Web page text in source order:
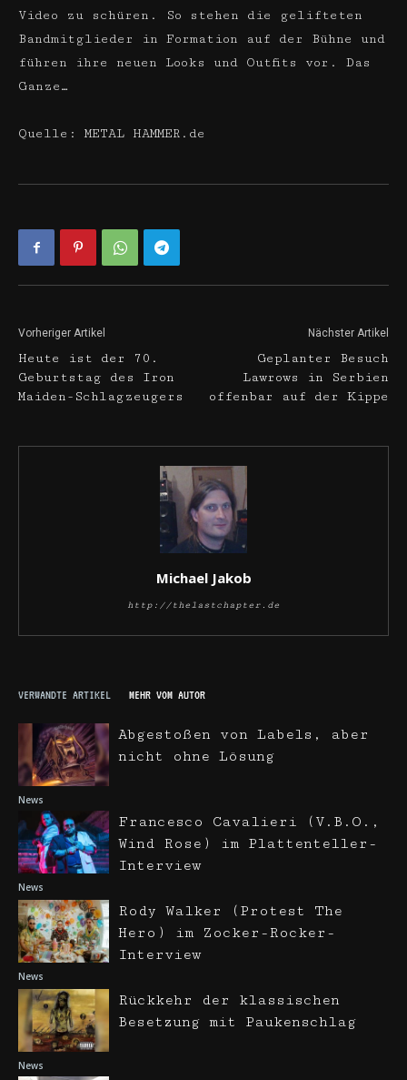
Video zu schüren. So stehen die gelifteten
Bandmitglieder in Formation auf der Bühne und
führen ihre neuen Looks und Outfits vor. Das
Ganze…
Quelle: METAL HAMMER.de
Vorheriger Artikel
Heute ist der 70.
Geburtstag des Iron
Maiden-Schlagzeugers
Nächster Artikel
Geplanter Besuch
Lawrows in Serbien
offenbar auf der Kippe
Michael Jakob
http://thelastchapter.de
VERWANDTE ARTIKEL MEHR VOM AUTOR
News
Abgestoßen von Labels, aber
nicht ohne Lösung
News
Francesco Cavalieri (V.B.O.,
Wind Rose) im Plattenteller-
Interview
News
Rody Walker (Protest The
Hero) im Zocker-Rocker-
Interview
News
Rückkehr der klassischen
Besetzung mit Paukenschlag